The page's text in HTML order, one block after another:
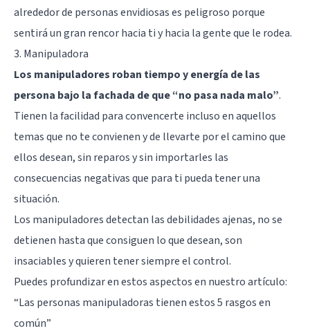
alrededor de personas envidiosas es peligroso porque
sentirá un gran rencor hacia ti y hacia la gente que le rodea.
3. Manipuladora
Los manipuladores roban tiempo y energía de las
persona bajo la fachada de que “no pasa nada malo”.
Tienen la facilidad para convencerte incluso en aquellos
temas que no te convienen y de llevarte por el camino que
ellos desean, sin reparos y sin importarles las
consecuencias negativas que para ti pueda tener una
situación.
Los manipuladores detectan las debilidades ajenas, no se
detienen hasta que consiguen lo que desean, son
insaciables y quieren tener siempre el control.
Puedes profundizar en estos aspectos en nuestro artículo:
“Las personas manipuladoras tienen estos 5 rasgos en
común”